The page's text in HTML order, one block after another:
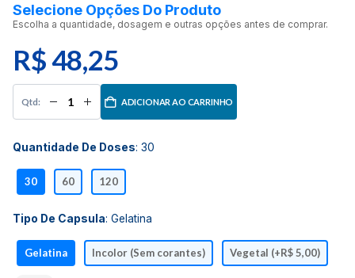
Selecione Opções Do Produto
Escolha a quantidade, dosagem e outras opções antes de comprar.
R$48,25
ADICIONAR AO CARRINHO
Quantidade De Doses: 30
30 60 120
Tipo De Capsula: Gelatina
Gelatina Incolor (Sem corantes) Vegetal (+R$ 5,00)